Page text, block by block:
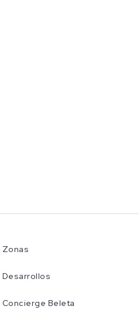
Zonas
Desarrollos
Concierge Beleta